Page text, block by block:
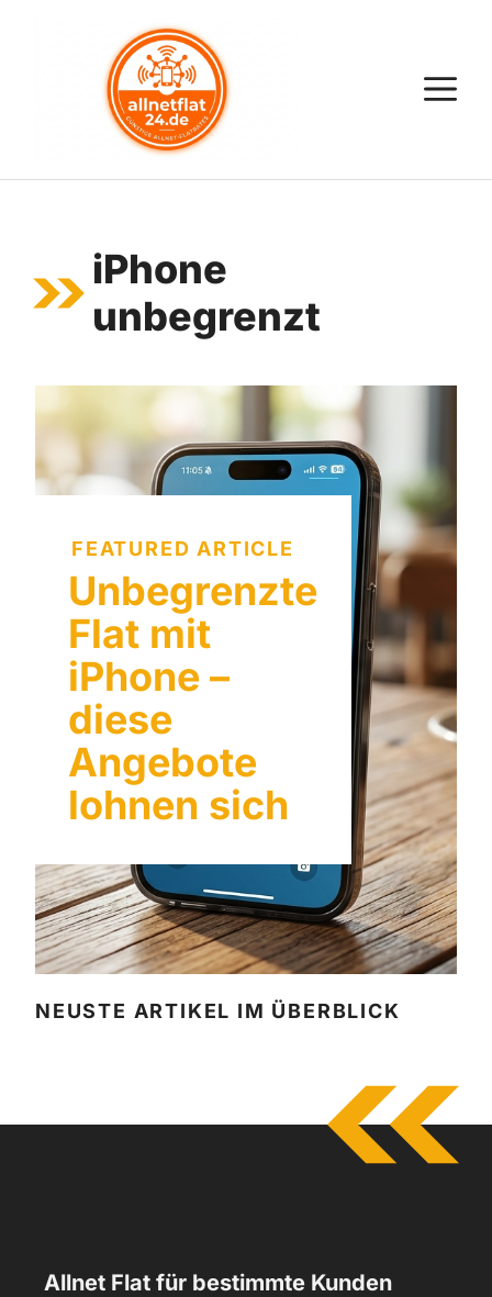
iPhone
unbegrenzt
FEATURED ARTICLE
Unbegrenzte
Flat mit
iPhone –
diese
Angebote
lohnen sich
NEUSTE ARTIKEL IM ÜBERBLICK
Allnet Flat für bestimmte Kunden